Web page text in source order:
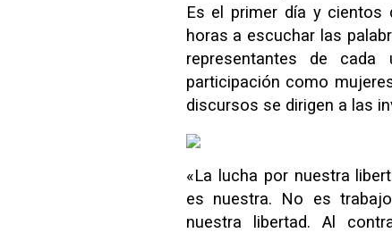
Es el primer día y cientos
horas a escuchar las
representantes de
participación como
discursos se dirigen a las
«La lucha por nuestra
es nuestra. No es
nuestra libertad. Al